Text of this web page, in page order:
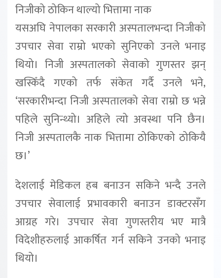
निजीको ठोकिन थाल्यो भित्तामा नाक
यसअघि नेपालका सरकारी अस्पतालभन्दा निजीको
उपचार सेवा राम्रो भएको सुनिएको उनले भनाइ
थियो। निजी अस्पतालको सेवाको गुणस्तर झन्
खस्किँदै गएको तर्फ संकेत गर्दै उनले भने,
‘सरकारीभन्दा निजी अस्पतालको सेवा राम्रो छ भन्ने
पहिले सुनिन्थ्यो। अहिले त्यो अवस्था पनि छैन।
निजी अस्पतालकै नाक भित्तामा ठोकिएको ठोकियै
छ।’
देशलाई मेडिकल हब बनाउन सकिने भन्दै उनले
उपचार सेवालाई प्रभावकारी बनाउन डाक्टरसँग
आग्रह गरे। उपचार सेवा गुणस्तरीय भए मात्रै
विदेशीहरुलाई आकर्षित गर्न सकिने उनको भनाइ
थियो।